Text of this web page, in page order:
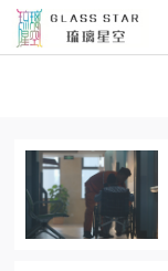
新闻中心